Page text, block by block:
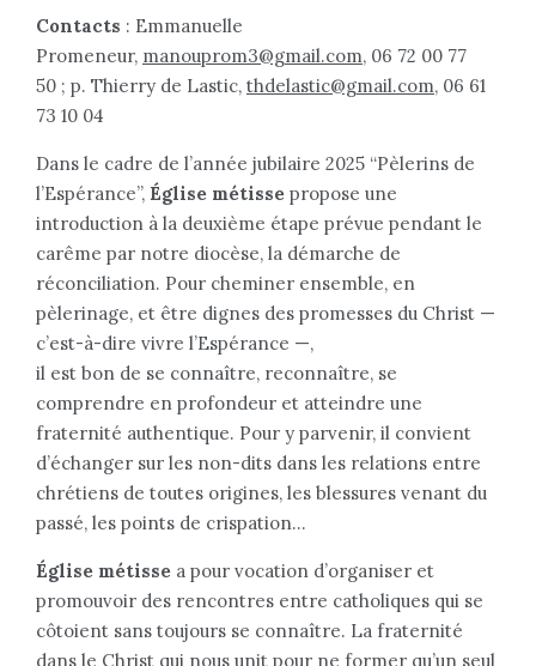
Contacts : Emmanuelle
Promeneur, manouprom3@gmail.com, 06 72 00 77
50 ; p. Thierry de Lastic, thdelastic@gmail.com, 06 61
73 10 04
Dans le cadre de l’année jubilaire 2025 “Pèlerins de
l’Espérance”, Église métisse propose une
introduction à la deuxième étape prévue pendant le
carême par notre diocèse, la démarche de
réconciliation. Pour cheminer ensemble, en
pèlerinage, et être dignes des promesses du Christ —
c’est-à-dire vivre l’Espérance —,
il est bon de se connaître, reconnaître, se
comprendre en profondeur et atteindre une
fraternité authentique. Pour y parvenir, il convient
d’échanger sur les non-dits dans les relations entre
chrétiens de toutes origines, les blessures venant du
passé, les points de crispation…
Église métisse a pour vocation d’organiser et
promouvoir des rencontres entre catholiques qui se
côtoient sans toujours se connaître. La fraternité
dans le Christ qui nous unit pour ne former qu’un seul